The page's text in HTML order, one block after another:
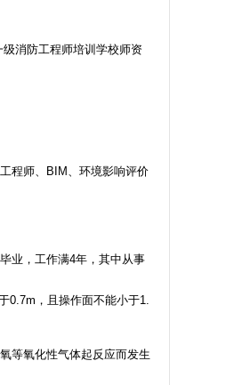
消防工程师培训学校师资
程师、BIM、环境影响评价
业，工作满4年，其中从事
，且操作面不能小于1.
等氧化性气体起反应而发生